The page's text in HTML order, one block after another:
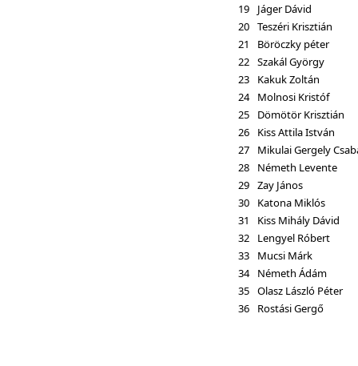
19
Jáger Dávid
20 Teszéri Krisztián
21
Böröczky péter
22 Szakál György
23
Kakuk Zoltán
24
Molnosi Kristóf
25
Dömötör Krisztián
26
Kiss Attila István
27
Mikulai Gergely
28
Németh Levente
29 Zay János
30
Katona Miklós
31
Kiss Mihály Dávid
32
Lengyel Róbert
33
Mucsi Márk
34
Németh Ádám
35 Olasz László Péter
36
Rostási Gergő